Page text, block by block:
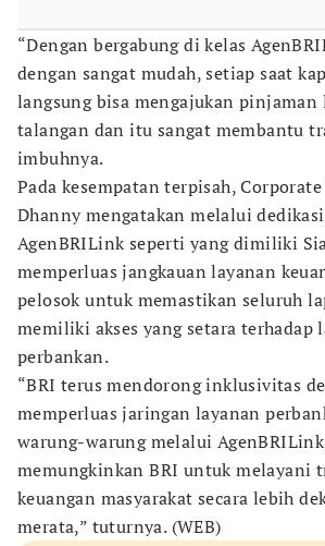
“Dengan bergabung di kelas
dengan sangat mudah, setiap saat
langsung bisa mengajukan pinjaman
talangan dan itu sangat membantu
imbuhnya.
Pada kesempatan terpisah,
Dhanny mengatakan melalui
AgenBRILink seperti yang dimiliki
memperluas jangkauan layanan
pelosok untuk memastikan seluruh
memiliki akses yang setara terhadap
perbankan.
“BRI terus mendorong inklusivitas
memperluas jaringan layanan
warung-warung melalui
memungkinkan BRI untuk melayani
keuangan masyarakat secara lebih
merata,” tuturnya. (WEB)